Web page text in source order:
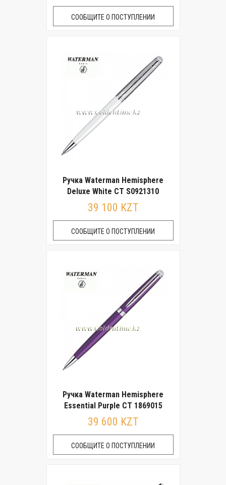
СООБЩИТЕ О ПОСТУПЛЕНИИ
Ручка Waterman Hemisphere
Deluxe White CT S0921310
39 100 KZT
СООБЩИТЕ О ПОСТУПЛЕНИИ
Ручка Waterman Hemisphere
Essential Purple CT 1869015
39 600 KZT
СООБЩИТЕ О ПОСТУПЛЕНИИ